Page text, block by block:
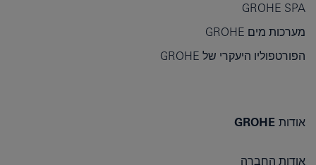
GROHE SPA
מערכות מים GROHE
הפורטפוליו היעקרי של GROHE
אודות GROHE
אודות החברה